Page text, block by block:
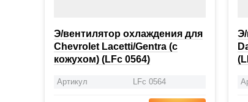
Э/вентилятор охлаждения для
Chevrolet Lacetti/Gentra (с
кожухом) (LFc 0564)
Артикул LFc 0564